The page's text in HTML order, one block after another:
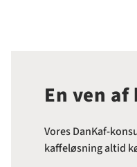
En ven af
Vores DanKaf-
kaffeløsning altid